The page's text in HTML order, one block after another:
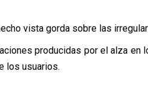
vista gorda sobre las
producidas por el alza en
los usuarios.